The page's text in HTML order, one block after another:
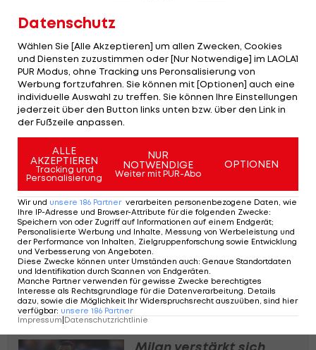
50' Dailon Rocha Livramento
90' +4 Daniel Mosquera
SPIELBERICHT TICKER LIVE-SPIELFELD
Inter denkt an Juve-
Angreifer -
Konsequenzen für
Arnautovic?
Serie A
Stamm, Bank, Tribüne?
Österreichs Italien-
Legionäre im Check
Milan verstärkt sich
Datenschutz
Wählen Sie [Alle Akzeptieren] um allen Zwecken, Cookies
und Diensten zuzustimmen oder [Nur Notwendige] im LAOLA1
PUR Modus, ohne Tracking uns Peronsalisierung von
Werbung fortzufahren. Sie können mit [Optionen] auch eine
individuelle Auswahl zu treffen. Sie können Ihre Einstellungen
jederzeit über den Button links unten bzw. über den Link in
der Fußzeile anpassen.
ALLE
AKZEPTIEREN
Tracking und
Personalisierung
NUR
NOTWENDIGE
Weiter mit PUR-Abo
OPTIONEN
Wir und unsere 186 Partner verarbeiten personenbezogene Daten, wie
Ihre IP-Adresse und Browser-Attribute für die folgenden Zwecke:
Speichern von oder Zugriff auf Informationen auf einem Endgerät;
Personalisierte Werbung und Inhalte, Messung von Werbeleistung und
der Performance von Inhalten, Zielgruppenforschung sowie Entwicklung
und Verbesserung von Angeboten.
Diese Zwecke können unter Umständen auch: Genaue Standortdaten
und Identifikation durch Scannen von Endgeräten.
Manche Partner verwenden für gewisse Zwecke berechtigtes
Interesse als Rechtsgrundlage für die Datenverarbeitung. Details
dazu, sowie die Möglichkeit Ihr Widerspruchsrecht auszuüben, sind hier
verfügbar: unsere 186 Partner
Impressum Datenschutzrichtlinie